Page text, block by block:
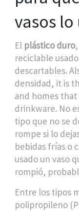
vasos lo
El plástico duro,
reciclable
descartables.
densidad, it is
and homes
drinkware. No
tipo que no se
rompe si lo
bebidas frías o
usado un vaso
rompió,
Entre los tipos
polipropileno